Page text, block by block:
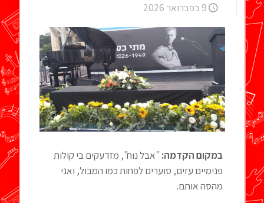
9 בפברואר 2026
במקום הקדמה: "אבל נוח", מזדעקים בי קולות
פנימיים עזים, סוערים לפחות כמו המבול, ואני
מהסה אותם.